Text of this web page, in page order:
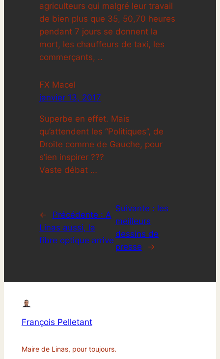
agriculteurs qui malgré leur travail
de bien plus que 35, 50,70 heures
pendant 7 jours se donnent la
mort, les chauffeurs de taxi, les
commerçants, ..
FX Macel
janvier 13, 2017
Superbe en effet. Mais
qu’attendent les “Politiques”, de
Droite comme de Gauche, pour
s’ien inspirer ???
Vaste débat …
← Précédente : A
Linas aussi, la
fibre optique arrive
Suivante : les
meilleurs
dessins de
presse
→
François Pelletant
Maire de Linas, pour toujours.